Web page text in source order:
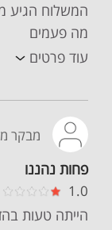
המשלוח הגיע
מה פעמים
עוד פרטים
מבקר
פחות נהננו
1.0
הייתה טעות